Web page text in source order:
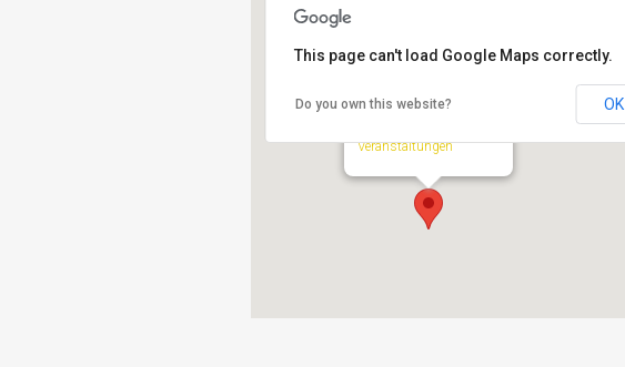
Veranstaltungen
This page can't load Google Maps correctly.
Do you own this website? OK